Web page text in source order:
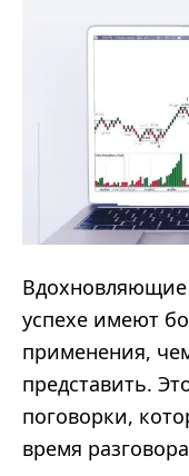
Вдохновляющие
успехе имеют
применения,
представить.
поговорки,
время